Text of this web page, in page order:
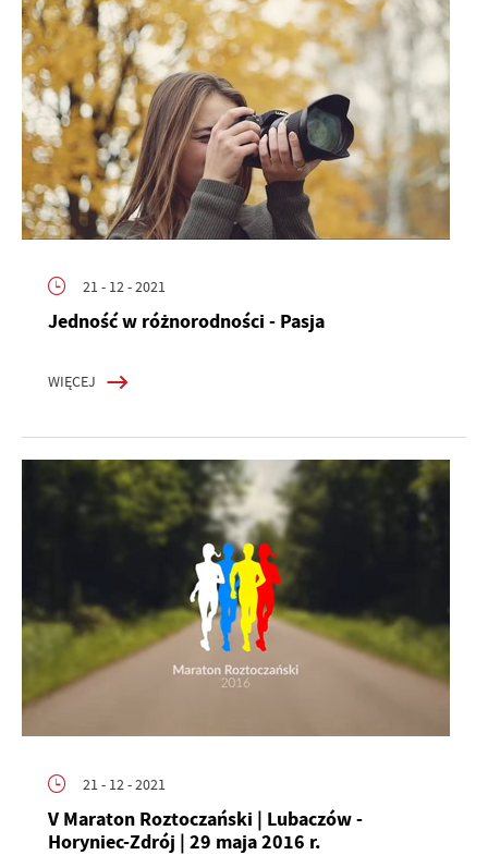
21 - 12 - 2021
Jedność w różnorodności - Pasja
WIĘCEJ
21 - 12 - 2021
V Maraton Roztoczański | Lubaczów -
Horyniec-Zdrój | 29 maja 2016 r.